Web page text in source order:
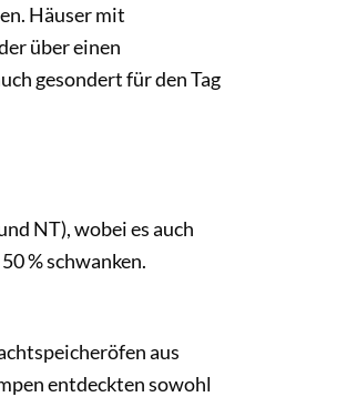
Häuser mit
über einen
gesondert für den Tag
NT), wobei es auch
% schwanken.
aus
entdeckten sowohl